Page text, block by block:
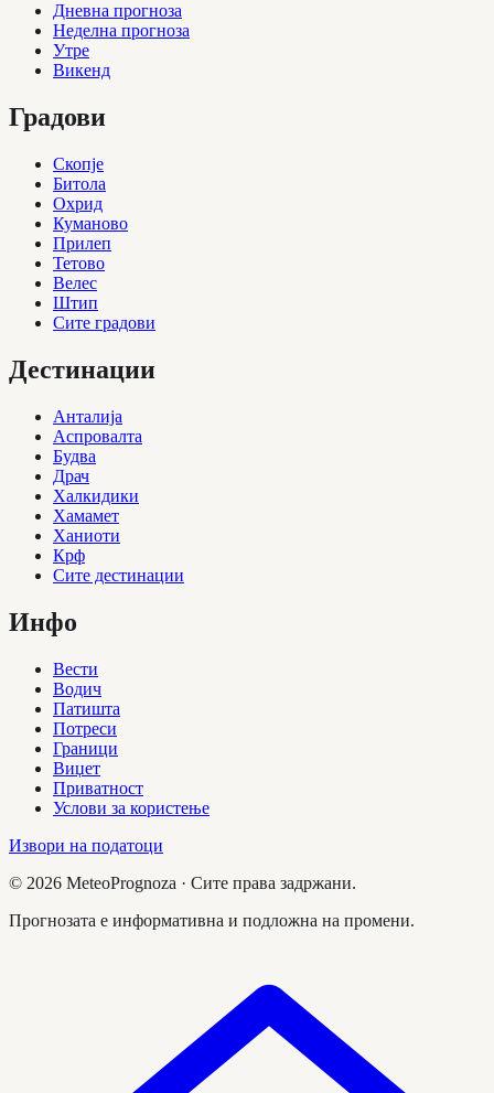
Дневна прогноза
Неделна прогноза
Утре
Викенд
Градови
Скопје
Битола
Охрид
Куманово
Прилеп
Тетово
Велес
Штип
Сите градови
Дестинации
Анталија
Аспровалта
Будва
Драч
Халкидики
Хамамет
Ханиоти
Крф
Сите дестинации
Инфо
Вести
Водич
Патишта
Потреси
Граници
Виџет
Приватност
Услови за користење
Извори на податоци
© 2026 MeteoPrognoza · Сите права задржани.
Прогнозата е информативна и подложна на промени.